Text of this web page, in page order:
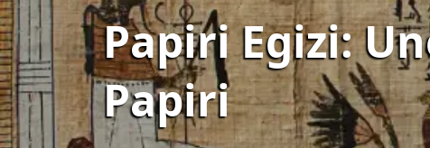
Papiri Egizi:
Papiri